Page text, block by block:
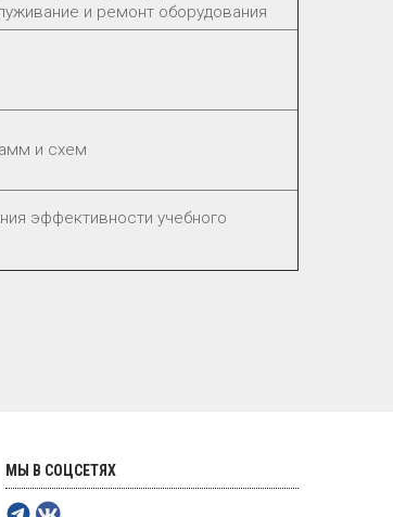
и ремонт оборудования
и схем
эффективности учебного
МЫ В СОЦСЕТЯХ